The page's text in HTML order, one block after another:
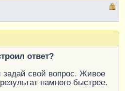
ответ?
задай свой вопрос. Живое
намного быстрее.